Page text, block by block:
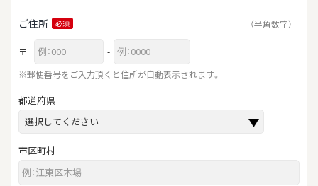
ご住所 必須 （半角数字）
〒
-
※郵便番号をご入力頂くと住所が自動表示されます。
都道府県
市区町村